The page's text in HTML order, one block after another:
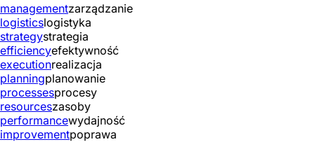
managementzarządzanie
logisticslogistyka
strategystrategia
efficiencyefektywność
executionrealizacja
planningplanowanie
processesprocesy
resourceszasoby
performancewydajność
improvementpoprawa